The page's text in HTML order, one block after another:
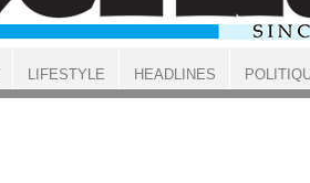
LIFESTYLE HEADLINES